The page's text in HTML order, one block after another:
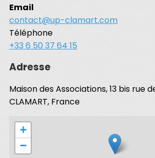
Email
contact@up-clamart.com
Téléphone
+33 6 50 37 64 15
Adresse
Maison des Associations, 13 bis rue
CLAMART, France
+
−